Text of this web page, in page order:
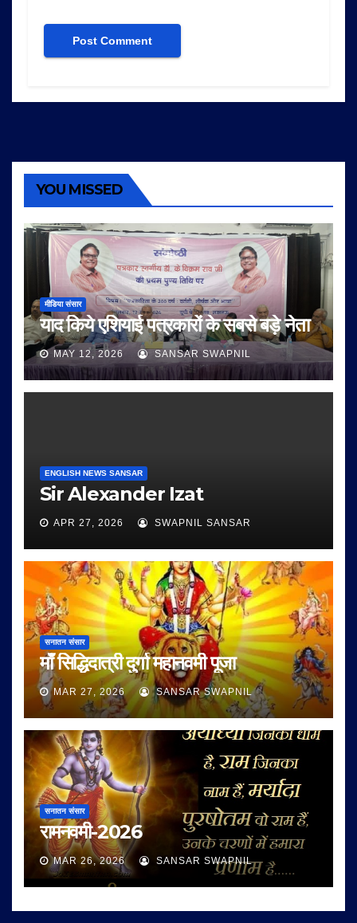
YOU MISSED
मीडिया संसार
याद किये एशियाई पत्रकारों के सबसे बड़े नेता
MAY 12, 2026 SANSAR SWAPNIL
ENGLISH NEWS SANSAR
Sir Alexander Izat
APR 27, 2026 SWAPNIL SANSAR
सनातन संसार
माँ सिद्धिदात्री दुर्गा महानवमी पूजा
MAR 27, 2026 SANSAR SWAPNIL
सनातन संसार
रामनवमी-2026
MAR 26, 2026 SANSAR SWAPNIL